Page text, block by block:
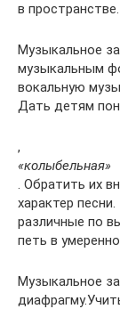
в пространстве.
Музыкальное
музыкальным
вокальную
Дать детям
,
«колыбельная»
. Обратить их
характер
различные по
петь в
Музыкальное